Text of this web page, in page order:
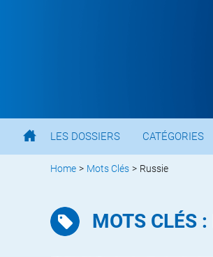
LES DOSSIERS CATÉGORIES
Home > Mots Clés > Russie
MOTS CLÉS :